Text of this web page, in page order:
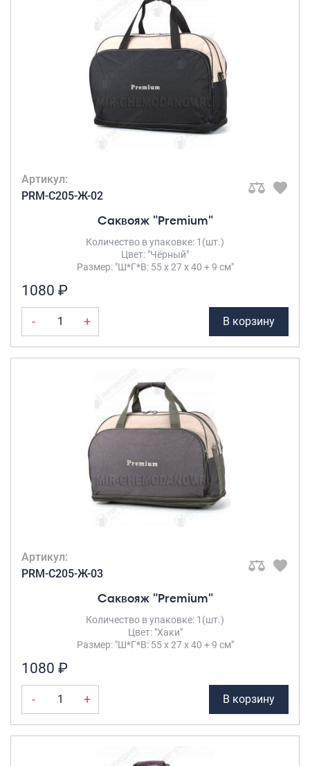
Артикул:
PRM-C205-Ж-02
Саквояж "Premium"
Количество в упаковке: 1(шт.)
Цвет: "Чёрный"
Размер: "Ш*Г*В: 55 х 27 х 40 + 9 см"
1080 ₽
- + В корзину
Артикул:
PRM-C205-Ж-03
Саквояж "Premium"
Количество в упаковке: 1(шт.)
Цвет: "Хаки"
Размер: "Ш*Г*В: 55 х 27 х 40 + 9 см"
1080 ₽
- + В корзину